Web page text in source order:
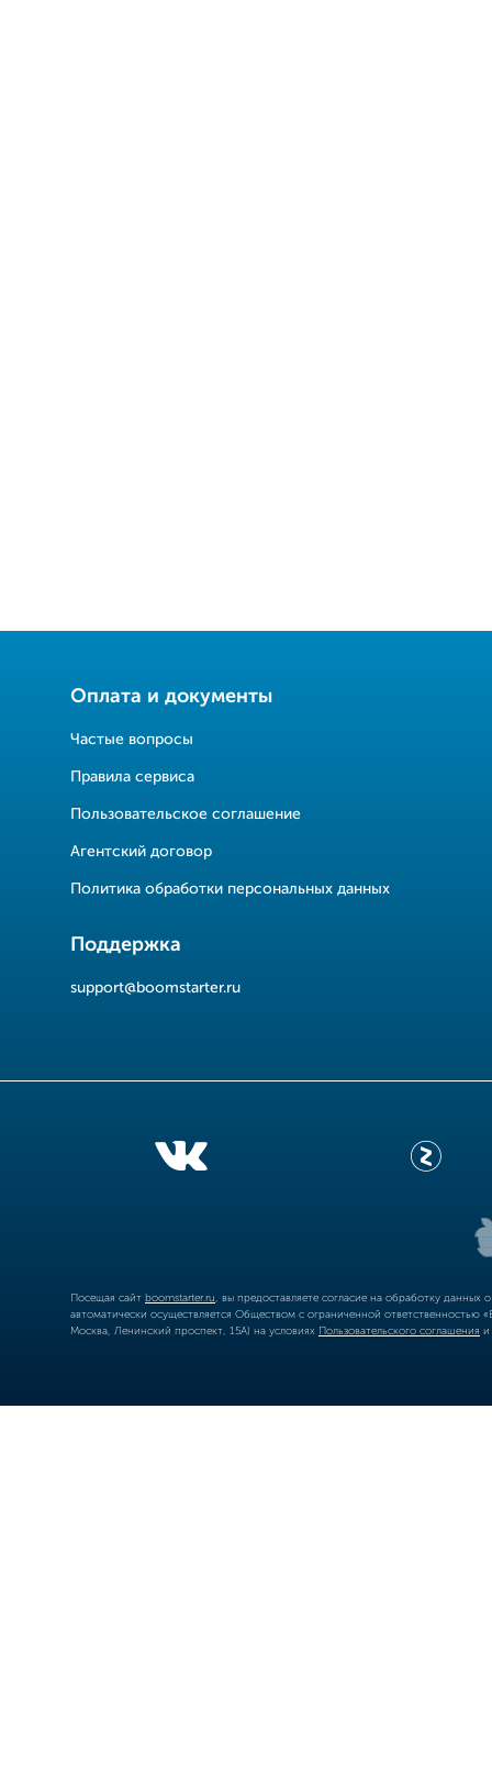
Оплата и документы
Частые вопросы
Правила сервиса
Пользовательское соглашение
Агентский договор
Политика обработки персональных данных
Поддержка
support@boomstarter.ru
Посещая сайт boomstarter.ru , вы предоставляете согласие на обработку
автоматически осуществляется Обществом с ограниченной
Москва, Ленинский проспект, 15А) на условиях Пользовательского соглашения и